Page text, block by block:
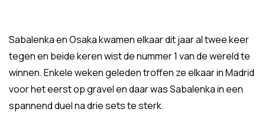
Sabalenka en Osaka kwamen elkaar dit jaar al twee keer
tegen en beide keren wist de nummer 1 van de wereld te
winnen. Enkele weken geleden troffen ze elkaar in Madrid
voor het eerst op gravel en daar was Sabalenka in een
spannend duel na drie sets te sterk.